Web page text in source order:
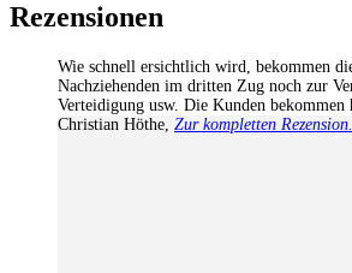
27: Aufgabe 05 [00:29]
29: Aufgabe 07 [01:06]
30: Aufgabe 08 [01:57]
31: Aufgabe 09 [01:52]
Rezensionen
Wie schnell ersichtlich wird, bekommen
Nachziehenden im dritten Zug noch zur
Verteidigung usw. Die Kunden
Christian Höthe, Zur kompletten